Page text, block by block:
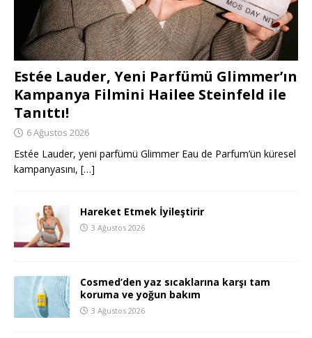
Estée Lauder, Yeni Parfümü Glimmer’ın
Kampanya Filmini Hailee Steinfeld ile
Tanıttı!
6 Ağustos 2026
Estée Lauder, yeni parfümü Glimmer Eau de Parfum’ün küresel
kampanyasını, […]
Hareket Etmek İyileştirir
3 Ağustos 2026
Cosmed’den yaz sıcaklarına karşı tam
koruma ve yoğun bakım
3 Ağustos 2026